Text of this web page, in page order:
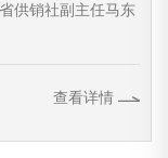
供销社副主任马东
查看详情